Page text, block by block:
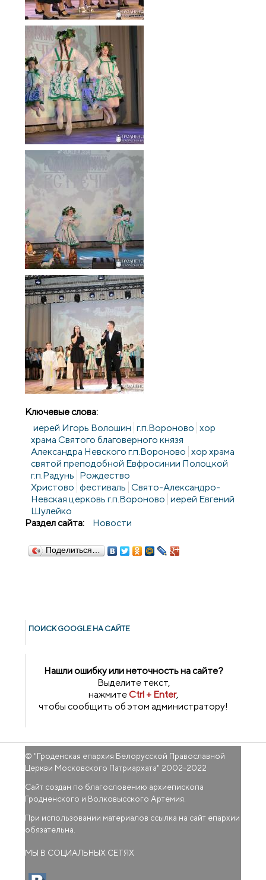
Ключевые слова:
иерей Игорь Волошин г.п.Вороново хор
храма Святого благоверного князя
Александра Невского г.п.Вороново хор храма
святой преподобной Евфросинии Полоцкой
г.п.Радунь Рождество
Христово фестиваль Свято-Александро-
Невская церковь г.п.Вороново иерей Евгений
Шулейко
Раздел сайта:
Новости
Поделиться…
ПОИСК GOОGLE НА САЙТЕ
Нашли ошибку или неточность на сайте?
Выделите текст,
нажмитеCtrl + Enter,
чтобы сообщить об этом администратору!
© "Гроденская епархия Белорусской Православной
Церкви Московского Патриархата" 2002-2022
Сайт создан по благословению архиепископа
Гродненского и Волковысского Артемия.
При использовании материалов ссылка на сайт епархии
обязательна.
МЫ В СОЦИАЛЬНЫХ СЕТЯХ